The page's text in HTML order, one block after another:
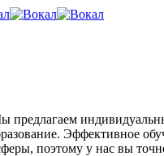
Эффективное
поэтому у нас вы